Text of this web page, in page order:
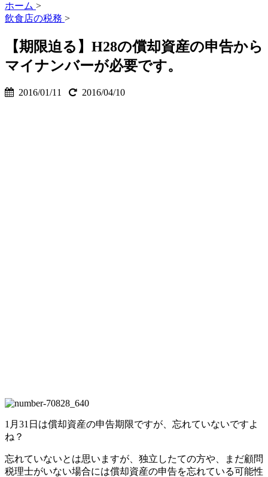
ホーム >
飲食店の税務 >
【期限迫る】H28の償却資産の申告から
マイナンバーが必要です。
2016/01/11 2016/04/10
1月31日は償却資産の申告期限ですが、忘れていないですよ
ね？
忘れていないとは思いますが、独立したての方や、まだ顧問
税理士がいない場合には償却資産の申告を忘れている可能性